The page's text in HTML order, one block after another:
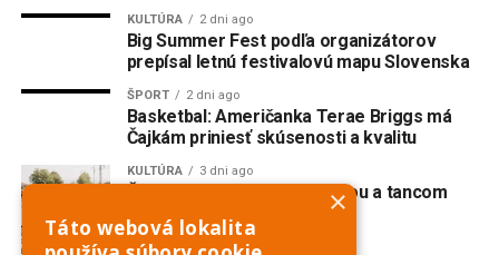
KULTÚRA 2 dni ago
Big Summer Fest podľa organizátorov
prepísal letnú festivalovú mapu Slovenska
ŠPORT 2 dni ago
Basketbal: Američanka Terae Briggs má
Čajkám priniesť skúsenosti a kvalitu
KULTÚRA 3 dni ago
Červeník žije spevom, hudbou a tancom
×
Táto webová lokalita